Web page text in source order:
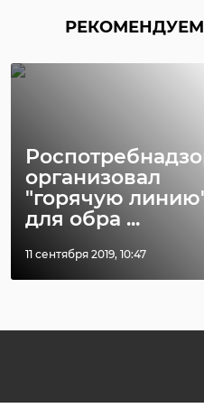
РЕКОМЕНДУЕМ
организовал
"горячую
для обра ...
11 сентября 2019, 10:47